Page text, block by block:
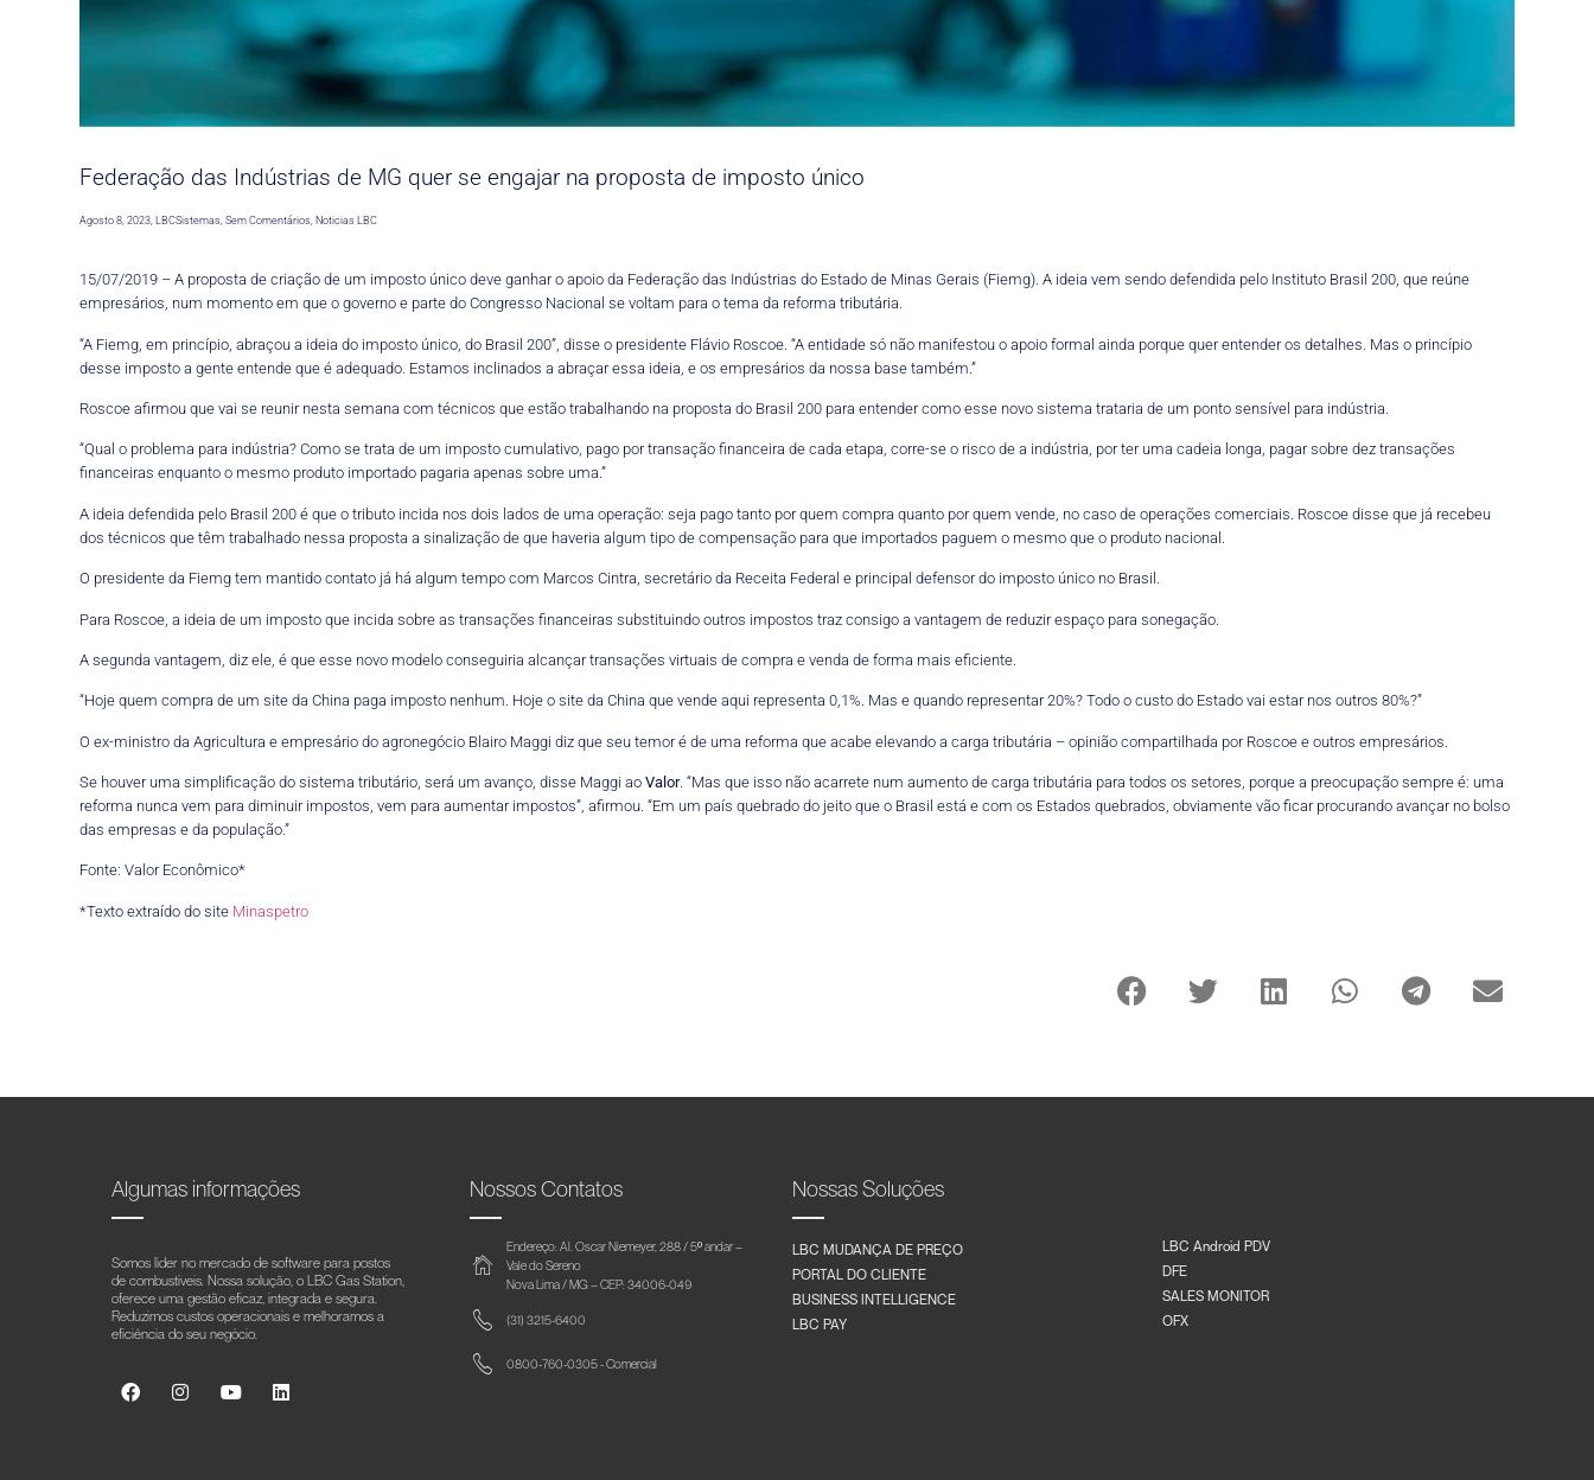
Federação das Indústrias de MG quer se engajar na proposta de imposto único
Agosto 8, 2023 ,LBCSistemas Sem Comentários Noticias LBC
15/07/2019 – A proposta de criação de um imposto único deve ganhar o apoio da Federação das Indústrias do Estado de Minas Gerais (Fiemg). A ideia vem sendo defendida pelo Instituto Brasil 200, que reúne
empresários, num momento em que o governo e parte do Congresso Nacional se voltam para o tema da reforma tributária.
“A Fiemg, em princípio, abraçou a ideia do imposto único, do Brasil 200”, disse o presidente Flávio Roscoe. “A entidade só não manifestou o apoio formal ainda porque quer entender os detalhes. Mas o princípio
desse imposto a gente entende que é adequado. Estamos inclinados a abraçar essa ideia, e os empresários da nossa base também.”
Roscoe afirmou que vai se reunir nesta semana com técnicos que estão trabalhando na proposta do Brasil 200 para entender como esse novo sistema trataria de um ponto sensível para indústria.
“Qual o problema para indústria? Como se trata de um imposto cumulativo, pago por transação financeira de cada etapa, corre-se o risco de a indústria, por ter uma cadeia longa, pagar sobre dez transações
financeiras enquanto o mesmo produto importado pagaria apenas sobre uma.”
A ideia defendida pelo Brasil 200 é que o tributo incida nos dois lados de uma operação: seja pago tanto por quem compra quanto por quem vende, no caso de operações comerciais. Roscoe disse que já recebeu
dos técnicos que têm trabalhado nessa proposta a sinalização de que haveria algum tipo de compensação para que importados paguem o mesmo que o produto nacional.
O presidente da Fiemg tem mantido contato já há algum tempo com Marcos Cintra, secretário da Receita Federal e principal defensor do imposto único no Brasil.
Para Roscoe, a ideia de um imposto que incida sobre as transações financeiras substituindo outros impostos traz consigo a vantagem de reduzir espaço para sonegação.
A segunda vantagem, diz ele, é que esse novo modelo conseguiria alcançar transações virtuais de compra e venda de forma mais eficiente.
“Hoje quem compra de um site da China paga imposto nenhum. Hoje o site da China que vende aqui representa 0,1%. Mas e quando representar 20%? Todo o custo do Estado vai estar nos outros 80%?”
O ex-ministro da Agricultura e empresário do agronegócio Blairo Maggi diz que seu temor é de uma reforma que acabe elevando a carga tributária – opinião compartilhada por Roscoe e outros empresários.
Se houver uma simplificação do sistema tributário, será um avanço, disse Maggi aoValor. “Mas que isso não acarrete num aumento de carga tributária para todos os setores, porque a preocupação sempre é: uma
reforma nunca vem para diminuir impostos, vem para aumentar impostos”, afirmou. “Em um país quebrado do jeito que o Brasil está e com os Estados quebrados, obviamente vão ficar procurando avançar no bolso
das empresas e da população.”
Fonte: Valor Econômico*
*Texto extraído do site Minaspetro
Algumas informações
Somos líder no mercado de software para postos
de combustíveis. Nossa solução, o LBC Gas Station,
oferece uma gestão eficaz, integrada e segura.
Reduzimos custos operacionais e melhoramos a
eficiência do seu negócio.
Nossos Contatos
Endereço: Al. Oscar Niemeyer, 288 / 5º andar –
Vale do Sereno
Nova Lima / MG – CEP: 34006-049
(31) 3215-6400
0800-760-0305 - Comercial
Nossas Soluções
LBC MUDANÇA DE PREÇO
PORTAL DO CLIENTE
BUSINESS INTELLIGENCE
LBC PAY
LBC Android PDV
DFE
SALES MONITOR
OFX